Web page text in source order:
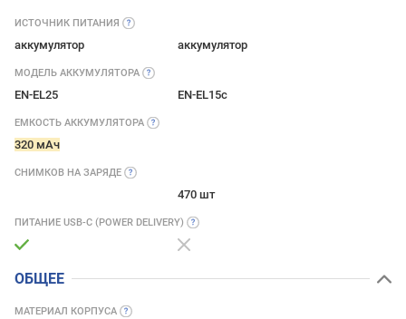
ИСТОЧНИК ПИТАНИЯ
аккумулятор аккумулятор
МОДЕЛЬ АККУМУЛЯТОРА
EN-EL25 EN-EL15c
ЕМКОСТЬ АККУМУЛЯТОРА
320 мАч
СНИМКОВ НА ЗАРЯДЕ
470 шт
ПИТАНИЕ USB-C (POWER DELIVERY)
ОБЩЕЕ
МАТЕРИАЛ КОРПУСА